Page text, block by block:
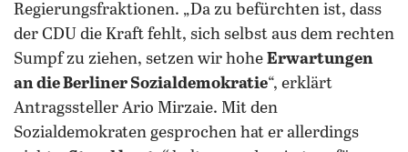
Regierungsfraktionen. „Da zu befürchten ist, dass
der CDU die Kraft fehlt, sich selbst aus dem rechten
Sumpf zu ziehen, setzen wir hohe Erwartungen
an die Berliner Sozialdemokratie“, erklärt
Antragssteller Ario Mirzaie. Mit den
Sozialdemokraten gesprochen hat er allerdings